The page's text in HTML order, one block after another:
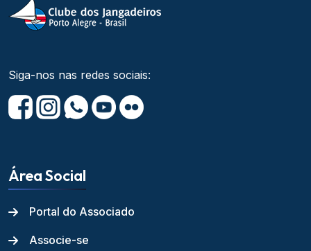
Siga-nos nas redes sociais:
Área Social
Portal do Associado
Associe-se